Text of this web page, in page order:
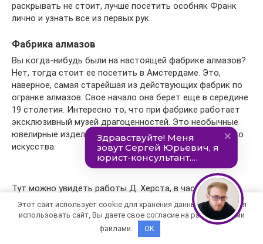
раскрывать не стоит, лучше посетить особняк Франк
лично и узнать все из первых рук.
Фабрика алмазов
Вы когда-нибудь были на настоящей фабрике алмазов?
Нет, тогда стоит ее посетить в Амстердаме. Это,
наверное, самая старейшая из действующих фабрик по
огранке алмазов. Свое начало она берет еще в середине
19 столетия. Интересно то, что при фабрике работает
эксклюзивный музей драгоценностей. Это необычные
ювелирные изделия, а настоящие шедевры ювелирного
искусства.
Тут можно увидеть работы Д. Херста, в частности его
алмазные черепа. Самую дорогую в мире теннисную
ракетку, сделанную из чистого высокопробного золота,
стоимость которой составляет не менее 1 млн.
американских долларов. Здесь же хранится и корона
Этот сайт использует cookie для хранения данных. Продолжая
использовать сайт, Вы даете свое согласие на работу с этими
файлами.
OK